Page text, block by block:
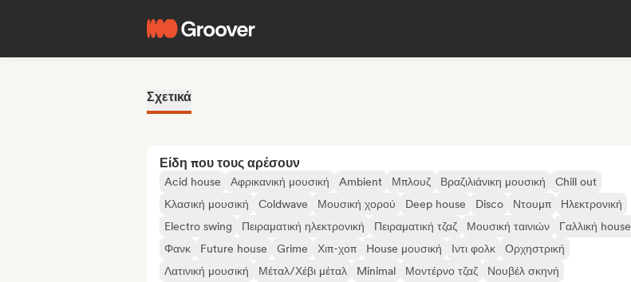
Σχετικά
Είδη που τους αρέσουν
Acid house Αφρικανική μουσική Ambient Μπλουζ Βραζιλιάνικη μουσική
Chill out
Κλασική μουσική
Coldwave Μουσική χορού Deep house Disco Ντουμπ
Ηλεκτρονική
Electro swing
Πειραματική ηλεκτρονική Πειραματική τζαζ Μουσική ταινιών
Γαλλική house
Φανκ
Future house Grime Χιπ-χοπ House μουσική Ιντι φολκ
Ορχηστρική
Λατινική μουσική
Μέταλ/Χέβι μέταλ Minimal Μοντέρνο τζαζ
Νουβέλ σκηνή